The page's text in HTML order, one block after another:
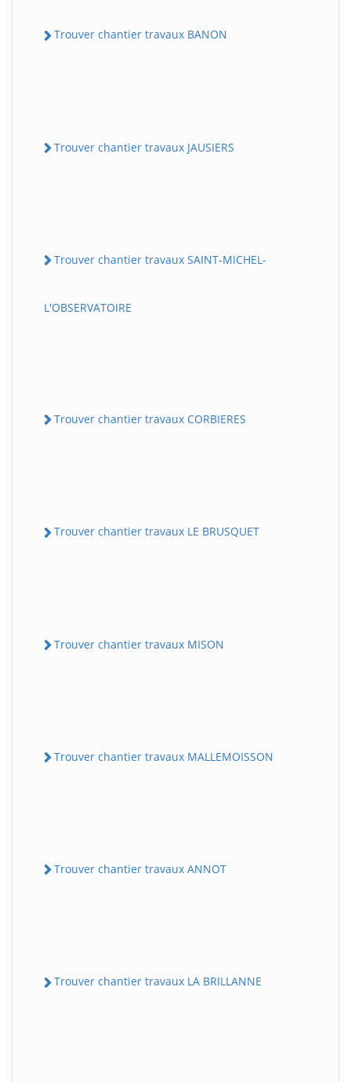
Trouver chantier travaux BANON
Trouver chantier travaux JAUSIERS
Trouver chantier travaux SAINT-MICHEL-
L'OBSERVATOIRE
Trouver chantier travaux CORBIERES
Trouver chantier travaux LE BRUSQUET
Trouver chantier travaux MISON
Trouver chantier travaux MALLEMOISSON
Trouver chantier travaux ANNOT
Trouver chantier travaux LA BRILLANNE